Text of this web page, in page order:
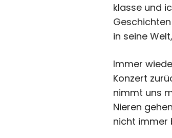
klasse und
in seine
Immer
Konzert
nimmt uns
Nieren
nicht immer